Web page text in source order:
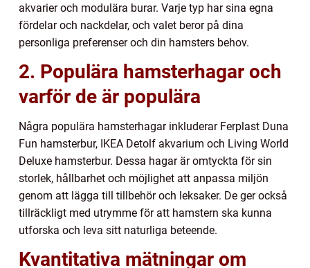
akvarier och modulära burar. Varje typ har sina egna
fördelar och nackdelar, och valet beror på dina
personliga preferenser och din hamsters behov.
2. Populära hamsterhagar och
varför de är populära
Några populära hamsterhagar inkluderar Ferplast Duna
Fun hamsterbur, IKEA Detolf akvarium och Living World
Deluxe hamsterbur. Dessa hagar är omtyckta för sin
storlek, hållbarhet och möjlighet att anpassa miljön
genom att lägga till tillbehör och leksaker. De ger också
tillräckligt med utrymme för att hamstern ska kunna
utforska och leva sitt naturliga beteende.
Kvantitativa mätningar om